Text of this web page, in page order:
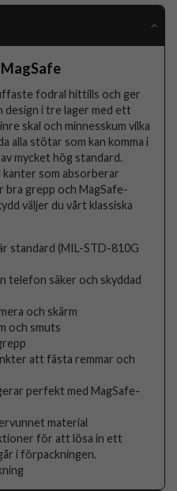
fodral hittills och ger
design i tre lager med ett
skal och minnesskum vilka
alla stötar som kan komma i
mycket hög standard.
som absorberar
grepp och MagSafe-
väljer du vårt klassiska
standard (MIL-STD-810G
telefon säker och skyddad
och skärm
och smuts
att fästa remmar och
perfekt med MagSafe-
material
för att lösa in ett
i förpackningen.